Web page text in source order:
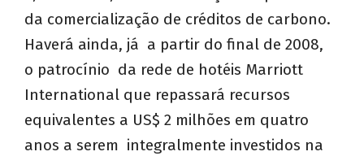
da comercialização de créditos de carbono.
Haverá ainda, já a partir do final de 2008,
o patrocínio da rede de hotéis Marriott
International que repassará recursos
equivalentes a US$ 2 milhões em quatro
anos a serem integralmente investidos na